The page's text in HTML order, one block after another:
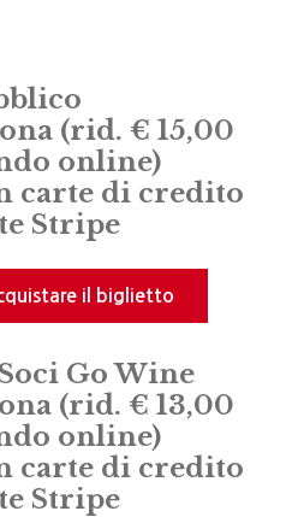
(rid. € 15,00
online)
carte di credito
Stripe
il biglietto
Go Wine
(rid. € 13,00
online)
carte di credito
Stripe